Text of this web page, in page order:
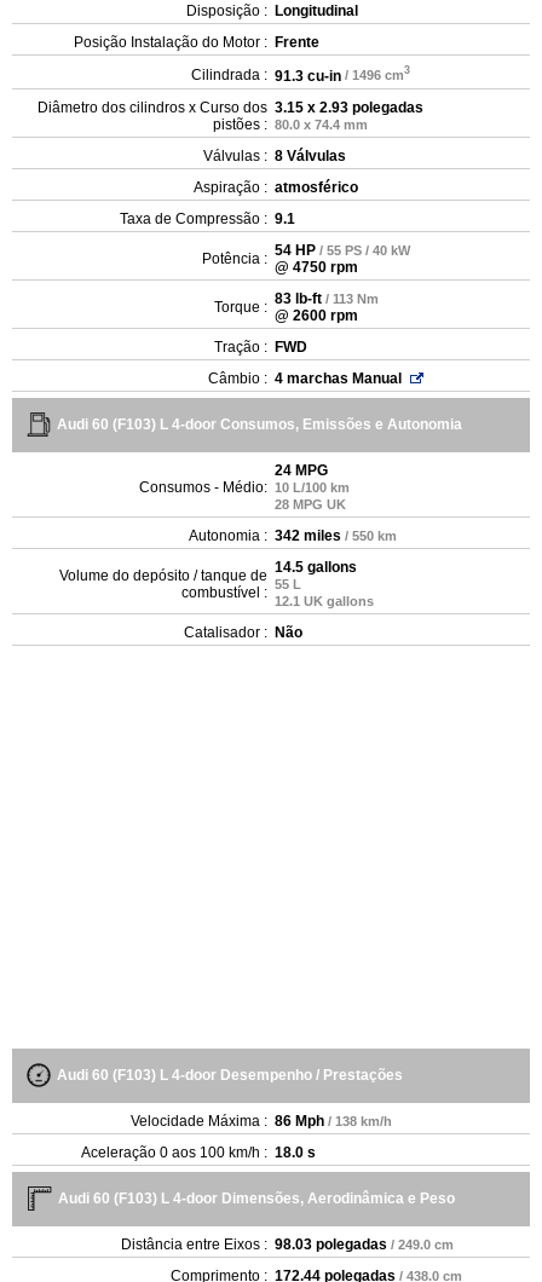
Disposição : Longitudinal
Posição Instalação do Motor : Frente
Cilindrada : 91.3 cu-in / 1496 cm3
Diâmetro dos cilindros x Curso dos
pistões :
3.15 x 2.93 polegadas
80.0 x 74.4 mm
Válvulas : 8 Válvulas
Aspiração : atmosférico
Taxa de Compressão : 9.1
Potência : 54 HP / 55 PS / 40 kW
@ 4750 rpm
Torque : 83 lb-ft / 113 Nm
@ 2600 rpm
Tração : FWD
Câmbio : 4 marchas Manual
Audi 60 (F103) L 4-door Consumos, Emissões e Autonomia
Consumos - Médio:
24 MPG
10 L/100 km
28 MPG UK
Autonomia : 342 miles / 550 km
Volume do depósito / tanque de
combustível :
14.5 gallons
55 L
12.1 UK gallons
Catalisador : Não
Audi 60 (F103) L 4-door Desempenho / Prestações
Velocidade Máxima : 86 Mph / 138 km/h
Aceleração 0 aos 100 km/h : 18.0 s
Audi 60 (F103) L 4-door Dimensões, Aerodinâmica e Peso
Distância entre Eixos : 98.03 polegadas / 249.0 cm
Comprimento : 172.44 polegadas / 438.0 cm